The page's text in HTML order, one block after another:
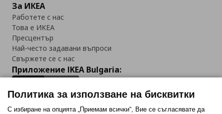
За ИКЕА
Работете с нас
Това е ИКЕА
Пресцентър
Най-често задавани въпроси
Свържете се с нас
Приложение IKEA Bulgaria:
Политика за използване на бисквитки
С избиране на опцията „Приемам всички“, Вие се съгласявате да